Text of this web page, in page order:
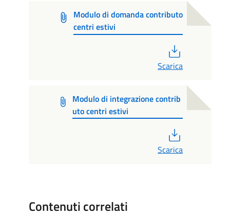
Modulo di domanda contributo
centri estivi
Scarica
Modulo di integrazione contrib
uto centri estivi
Scarica
Contenuti correlati